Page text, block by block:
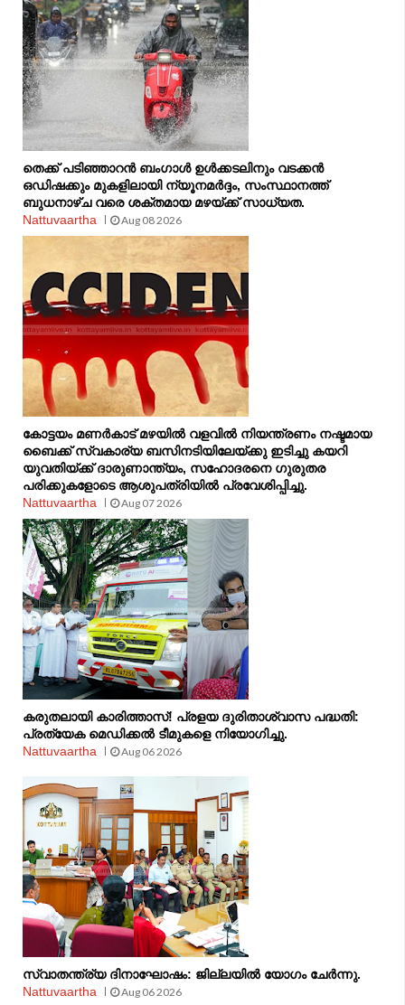
തെക്ക് പടിഞ്ഞാറൻ ബംഗാൾ ഉൾക്കടലിനും വടക്കൻ
ഒഡിഷക്കും മുകളിലായി ന്യൂനമർദ്ദം, സംസ്ഥാനത്ത്
ബുധനാഴ്ച വരെ ശക്തമായ മഴയ്ക്ക് സാധ്യത.
Nattuvaartha
Aug 08 2026
കോട്ടയം മണർകാട് മഴയിൽ വളവിൽ നിയന്ത്രണം നഷ്ടമായ
ബൈക്ക് സ്വകാര്യ ബസിനടിയിലേയ്ക്കു ഇടിച്ചു കയറി
യുവതിയ്ക്ക് ദാരുണാന്ത്യം, സഹോദരനെ ഗുരുതര
പരിക്കുകളോടെ ആശുപത്രിയിൽ പ്രവേശിപ്പിച്ചു.
Nattuvaartha
Aug 07 2026
കരുതലായി കാരിത്താസ്! പ്രളയ ദുരിതാശ്വാസ പദ്ധതി:
പ്രത്യേക മെഡിക്കൽ ടീമുകളെ നിയോഗിച്ചു.
Nattuvaartha
Aug 06 2026
സ്വാതന്ത്ര്യ ദിനാഘോഷം: ജില്ലയിൽ യോഗം ചേർന്നു.
Nattuvaartha
Aug 06 2026